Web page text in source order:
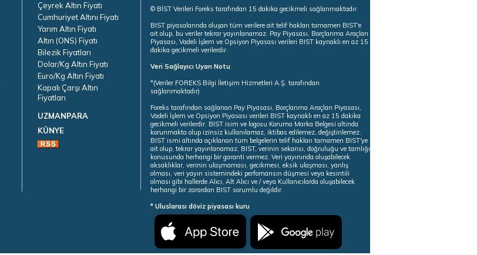
Çeyrek Altın Fiyatı
Cumhuriyet Altını Fiyatı
Yarım Altın Fiyatı
Altın (ONS) Fiyatı
Bilezik Fiyatları
Dolar/Kg Altın Fiyatı
Euro/Kg Altın Fiyatı
Kapalı Çarşı Altın
Fiyatları
UZMANPARA
KÜNYE
© BİST Verileri Foreks tarafından 15 dakika gecikmeli sağlanmaktadır.
BIST piyasalarında oluşan tüm verilere ait telif hakları tamamen BIST'e
ait olup, bu veriler tekrar yayınlanamaz. Pay Piyasası, Borçlanma Araçları
Piyasası, Vadeli İşlem ve Opsiyon Piyasası verileri BIST kaynaklı en az 15
dakika gecikmeli verilerdir.
Veri Sağlayıcı Uyarı Notu
*(Veriler FOREKS Bilgi İletişim Hizmetleri A.Ş. tarafından
sağlanmaktadır)
Foreks tarafından sağlanan Pay Piyasası, Borçlanma Araçları Piyasası,
Vadeli İşlem ve Opsiyon Piyasası verileri BIST kaynaklı en az 15 dakika
gecikmeli verilerdir. BIST isim ve logosu Koruma Marka Belgesi altında
korunmakta olup izinsiz kullanılamaz, iktibas edilemez, değiştirilemez.
BIST ismi altında açıklanan tüm belgelerin telif hakları tamamen BIST'ye
ait olup, tekrar yayınlanamaz. BIST, verinin sekansı, doğruluğu ve tamlığı
konusunda herhangi bir garanti vermez. Veri yayınında oluşabilecek
aksaklıklar, verinin ulaşmaması, gecikmesi, eksik ulaşması, yanlış
olması, veri yayın sistemindeki perfomansın düşmesi veya kesintili
olması gibi hallerde Alıcı, Alt Alıcı ve / veya Kullanıcılarda oluşabilecek
herhangi bir zarardan BIST sorumlu değildir.
* Uluslarası döviz piyasası kuru